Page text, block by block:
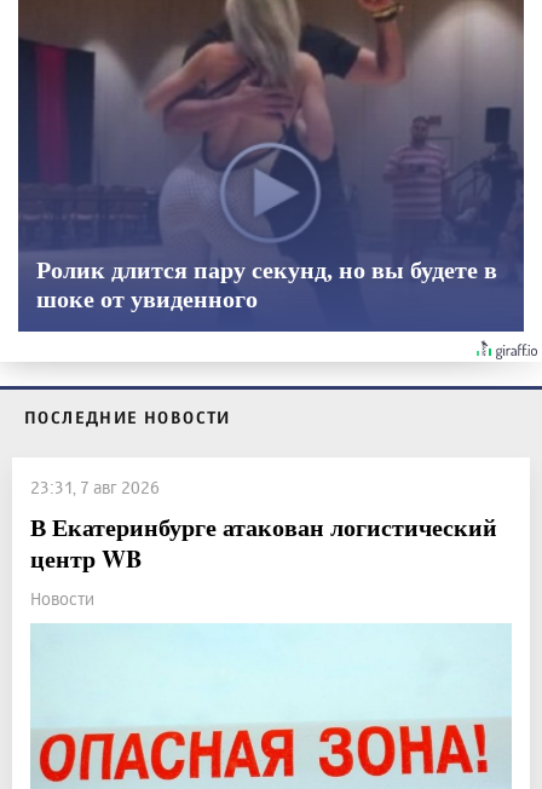
Ролик длится пару секунд, но вы будете в
шоке от увиденного
ПОСЛЕДНИЕ НОВОСТИ
23:31, 7 авг 2026
В Екатеринбурге атакован логистический
центр WB
Новости